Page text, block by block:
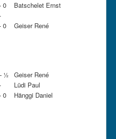
0
Batschelet Ernst
0 Geiser René
½
Geiser René
Lüdi Paul
0 Hänggi Daniel